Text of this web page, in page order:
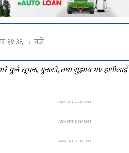
११:३६ : बजे
कुनै सूचना, गुनासो, तथा सुझाव भए हामीलाई